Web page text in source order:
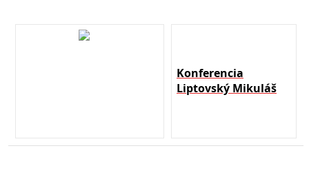
Konferencia
Liptovský Mikuláš